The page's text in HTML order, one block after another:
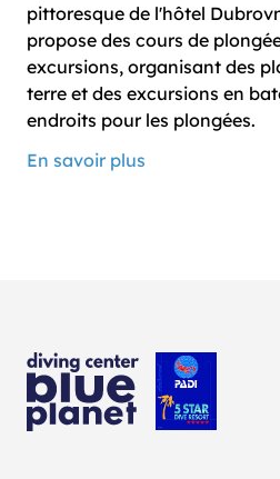
pittoresque de l'hôtel
propose des cours de
excursions, organisant des
terre et des excursions en
endroits pour les plongées.
En savoir plus